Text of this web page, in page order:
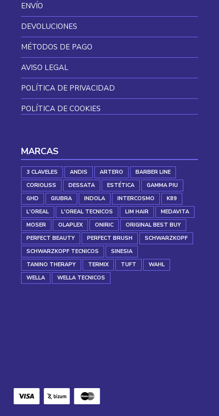
ENVÍO
DEVOLUCIONES
MÉTODOS DE PAGO
AVISO LEGAL
POLÍTICA DE PRIVACIDAD
POLÍTICA DE COOKIES
MARCAS
3 CLAVELES ANDIS ARTERO
BARBER LINE
CORIOLISS
DESSATA ESTÉTICA
GAMMA PIU
GHD
GIUBRA INDOLA INTERCOSMO
K89
L'OREAL
L'OREAL TECNICOS LIM HAIR
MEDAVITA
MOSER
OLAPLEX ONIRIC
ORIGINAL BEST BUY
PERFECT BEAUTY
PERFECT BRUSH
SCHWARZKOPF
SCHWARZKOPF TECNICOS
SINESIA
TANINO THERAPY
TERMIX TUFT
WAHL
WELLA
WELLA TECNICOS